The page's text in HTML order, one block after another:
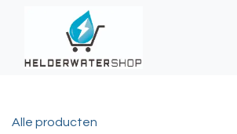
Alle producten